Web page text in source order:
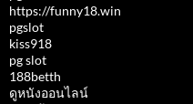
https://funny18.win
pgslot
kiss918
pg slot
188betth
ดูหนังออนไลน์